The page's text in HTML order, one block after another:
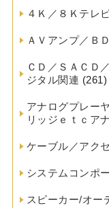
４Ｋ／８Ｋテレ
ＡＶアンプ／Ｂ
ＣＤ／ＳＡＣＤ
ジタル関連 (261)
アナログプレー
リッジｅｔｃア
ケーブル／アク
システムコンポ
スピーカー/オー